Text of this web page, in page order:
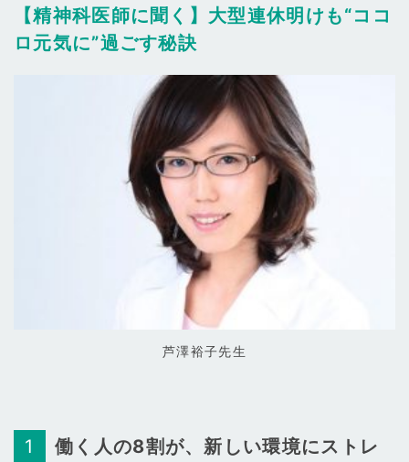
【精神科医師に聞く】大型連休明けも“ココ
ロ元気に”過ごす秘訣
芦澤裕子先生
働く人の8割が、新しい環境にストレ